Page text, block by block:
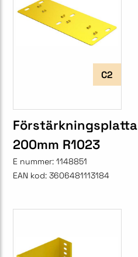
C2
Förstärkningsplatta
200mm R1023
E nummer: 1148851
EAN kod: 3606481113184